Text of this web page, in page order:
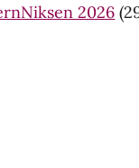
2026